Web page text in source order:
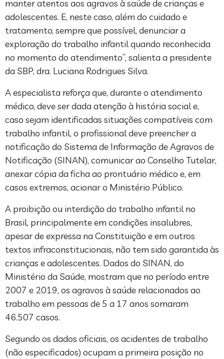
manter atentos aos agravos à saúde de crianças e
adolescentes. E, neste caso, além do cuidado e
tratamento, sempre que possível, denunciar a
exploração do trabalho infantil quando reconhecida
no momento do atendimento”, salienta a presidente
da SBP, dra. Luciana Rodrigues Silva.
A especialista reforça que, durante o atendimento
médico, deve ser dada atenção à história social e,
caso sejam identificadas situações compatíveis com
trabalho infantil, o profissional deve preencher a
notificação do Sistema de Informação de Agravos de
Notificação (SINAN), comunicar ao Conselho Tutelar,
anexar cópia da ficha ao prontuário médico e, em
casos extremos, acionar o Ministério Público.
A proibição ou interdição do trabalho infantil no
Brasil, principalmente em condições insalubres,
apesar de expressa na Constituição e em outros
textos infraconstitucionais, não tem sido garantida às
crianças e adolescentes. Dados do SINAN, do
Ministério da Saúde, mostram que no período entre
2007 e 2019, os agravos à saúde relacionados ao
trabalho em pessoas de 5 a 17 anos somaram
46.507 casos.
Segundo os dados oficiais, os acidentes de trabalho
(não especificados) ocupam a primeira posição no